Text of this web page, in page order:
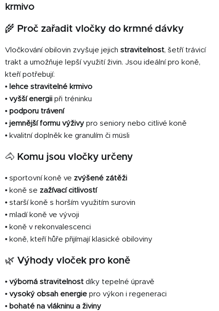
a
í
p
ý
p
s
krmivo
🌾 Proč zařadit vločky do krmné dávky
Vločkování obilovin zvyšuje jejich stravitelnost, šetří trávicí
trakt a umožňuje lepší využití živin. Jsou ideální pro koně,
kteří potřebují:
• lehce stravitelné krmivo
• vyšší energii při tréninku
• podporu trávení
• jemnější formu výživy pro seniory nebo citlivé koně
• kvalitní doplněk ke granulím či müsli
🐴 Komu jsou vločky určeny
• sportovní koně ve zvýšené zátěži
• koně se zažívací citlivostí
• starší koně s horším využitím surovin
• mladí koně ve vývoji
• koně v rekonvalescenci
• koně, kteří hůře přijímají klasické obiloviny
🌿 Výhody vloček pro koně
• výborná stravitelnost díky tepelné úpravě
• vysoký obsah energie pro výkon i regeneraci
• bohaté na vlákninu a živiny